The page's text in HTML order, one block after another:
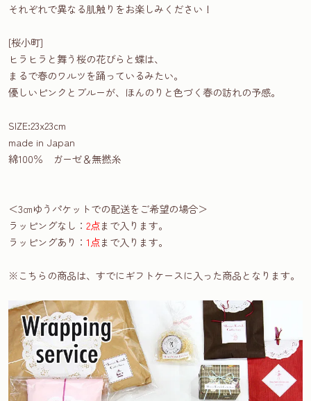
それぞれで異なる肌触りをお楽しみください！
[桜小町]
ヒラヒラと舞う桜の花びらと蝶は、
まるで春のワルツを踊っているみたい。
優しいピンクとブルーが、ほんのりと色づく春の訪れの予感。
SIZE:23x23cm
made in Japan
綿100％ ガーゼ＆無撚糸
＜3㎝ゆうパケットでの配送をご希望の場合＞
ラッピングなし： 2点まで入ります。
ラッピングあり： 1点まで入ります。
※こちらの商品は、すでにギフトケースに入った商品となります。